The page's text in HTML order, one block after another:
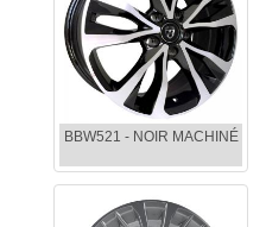
BBW521 - NOIR MACHINÉ